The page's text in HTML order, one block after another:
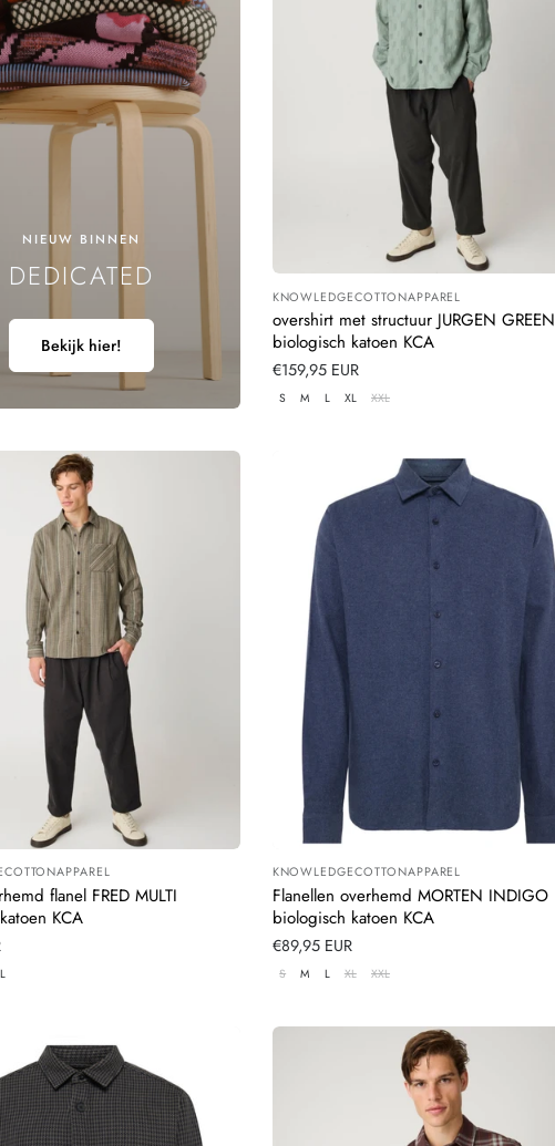
N
G
NIEUW BINNEN
DEDICATED
Bekijk hier!
Leverancier:
KNOWLEDGECOTTONAPPAREL
overshirt met structuur JURGEN GREEN
biologisch katoen KCA
Normale
prijs
€159,95 EUR
S M L XL XXL
flanel FRED MULTI
KCA
Leverancier:
KNOWLEDGECOTTONAPPAREL
Flanellen overhemd MORTEN INDIGO
biologisch katoen KCA
Normale
prijs
€89,95 EUR
S M L XL XXL